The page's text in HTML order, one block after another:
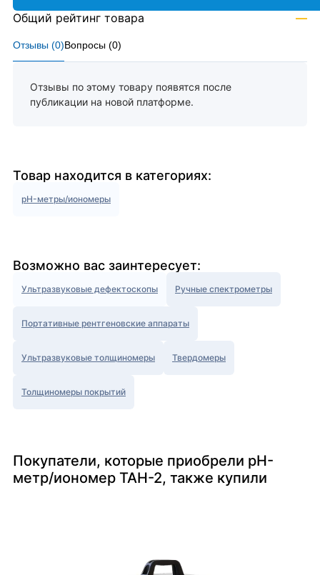
Отзывы (0)Вопросы (0)
Отзывы по этому товару появятся после
публикации на новой платформе.
Общий рейтинг товара —
Товар находится в категориях:
pH-метры/иономеры
Возможно вас заинтересует:
Ультразвуковые дефектоскопы Ручные спектрометры
Портативные рентгеновские аппараты
Ультразвуковые толщиномеры Твердомеры
Толщиномеры покрытий
Покупатели, которые приобрели pH-
метр/иономер ТАН-2, также купили